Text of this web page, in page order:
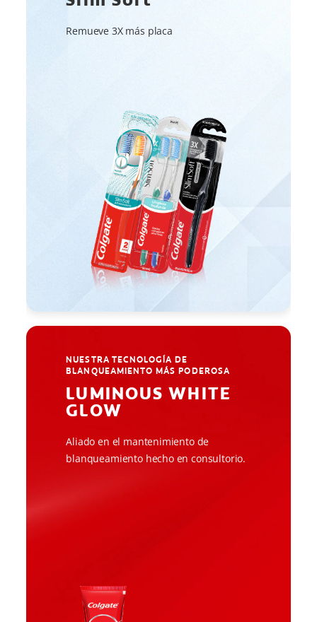
Remueve 3X más placa
NUESTRA TECNOLOGÍA DE
BLANQUEAMIENTO MÁS PODEROSA
LUMINOUS WHITE
GLOW
Aliado en el mantenimiento de
blanqueamiento hecho en consultorio.